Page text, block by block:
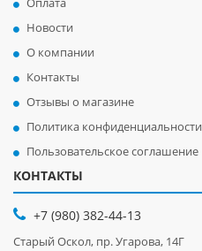
Новости
О компании
Контакты
Отзывы о магазине
Политика конфиденциальности
Пользовательское соглашение
КОНТАКТЫ
+7 (980) 382-44-13
Старый Оскол, пр. Угарова, 14Г